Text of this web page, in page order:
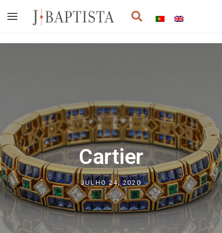
Procurar
Cartier
JULHO 24, 2020